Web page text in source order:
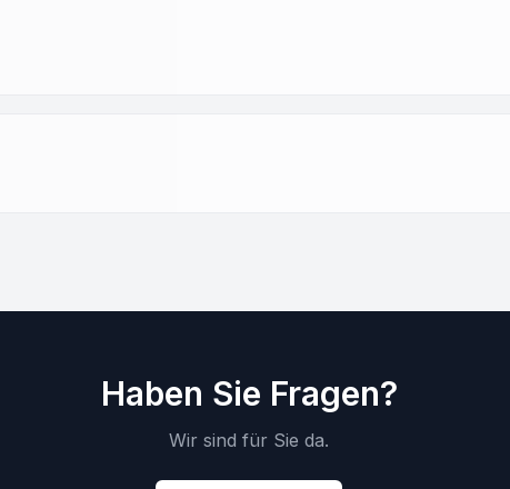
Haben Sie Fragen?
Wir sind für Sie da.